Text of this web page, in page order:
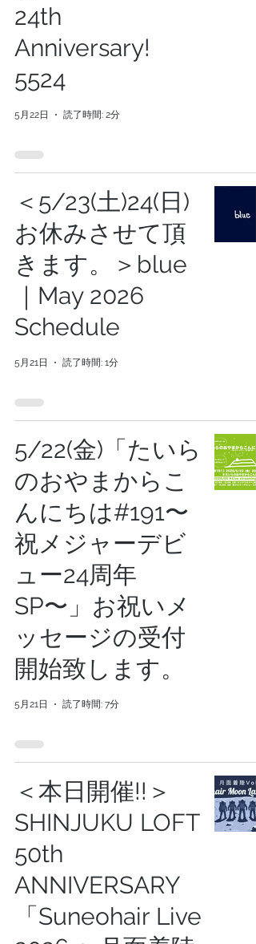
24th
Anniversary!
5524
5月22日 読了時間: 2分
＜5/23(土)24(日)
お休みさせて頂
きます。＞blue
｜May 2026
Schedule
5月21日 読了時間: 1分
5/22(金)「たいら
のおやまからこ
んにちは#191〜
祝メジャーデビ
ュー24周年
SP〜」お祝いメ
ッセージの受付
開始致します。
5月21日 読了時間: 7分
＜本日開催!!＞
SHINJUKU LOFT
50th
ANNIVERSARY
「Suneohair Live